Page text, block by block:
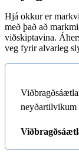
Hjá okkur er
með það að
viðskiptavina.
veg fyrir alvarleg
neyðartilvikum